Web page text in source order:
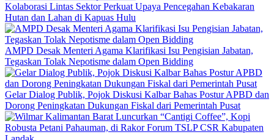
Kolaborasi Lintas Sektor Perkuat Upaya Pencegahan Kebakaran
Hutan dan Lahan di Kapuas Hulu
AMPD Desak Menteri Agama Klarifikasi Isu Pengisian Jabatan,
Tegaskan Tolak Nepotisme dalam Open Bidding
Gelar Dialog Publik, Pojok Diskusi Kalbar Bahas Postur APBD dan
Dorong Peningkatan Dukungan Fiskal dari Pemerintah Pusat